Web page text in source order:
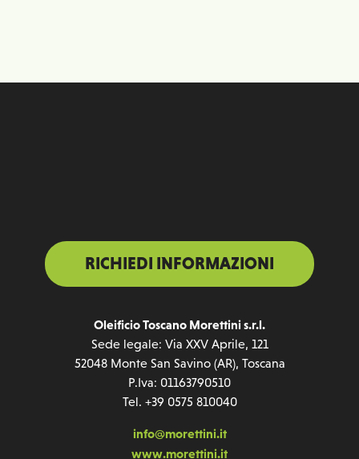
RICHIEDI INFORMAZIONI
Oleificio Toscano Morettini s.r.l.
Sede legale: Via XXV Aprile, 121
52048 Monte San Savino (AR), Toscana
P.Iva: 01163790510
Tel. +39 0575 810040
info@morettini.it
www.morettini.it